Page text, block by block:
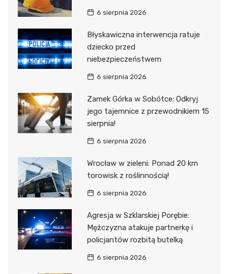
6 sierpnia 2026
Błyskawiczna interwencja ratuje
dziecko przed
niebezpieczeństwem
6 sierpnia 2026
Zamek Górka w Sobótce: Odkryj
jego tajemnice z przewodnikiem 15
sierpnia!
6 sierpnia 2026
Wrocław w zieleni: Ponad 20 km
torowisk z roślinnością!
6 sierpnia 2026
Agresja w Szklarskiej Porębie:
Mężczyzna atakuje partnerkę i
policjantów rozbitą butelką
6 sierpnia 2026